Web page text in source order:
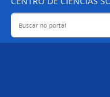
Buscar no portal